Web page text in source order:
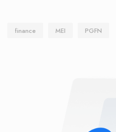
finance MEI PGFN